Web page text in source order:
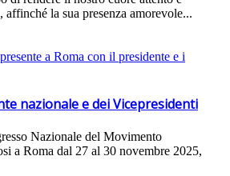
la sua presenza amorevole...
nazionale e dei Vicepresidenti
Nazionale del Movimento
a Roma dal 27 al 30 novembre 2025,